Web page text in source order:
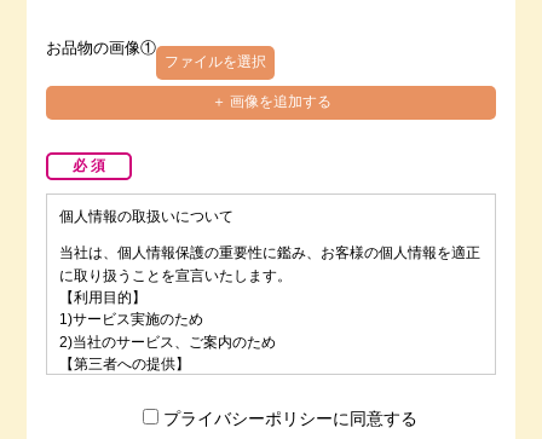
お品物の画像①
ファイルを選択
＋ 画像を追加する
必 須
個人情報の取扱いについて
当社は、個人情報保護の重要性に鑑み、お客様の個人情報を適正
に取り扱うことを宣言いたします。
【利用目的】
1)サービス実施のため
2)当社のサービス、ご案内のため
【第三者への提供】
当該本人の同意を得ず第三者に提供することはありません。
【提出の任意性】
プライバシーポリシーに同意する